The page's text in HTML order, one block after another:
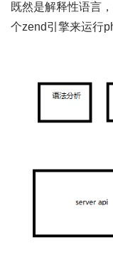
既然是解释性语言
个zend引擎来运行